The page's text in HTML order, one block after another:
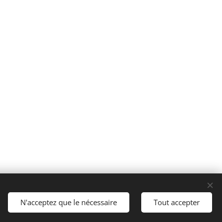
Langues
Italiano
N'acceptez que le nécessaire Tout accepter